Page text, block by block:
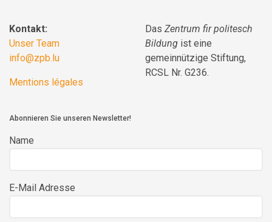
Kontakt:
Unser Team
info@zpb.lu
Mentions légales
Das Zentrum fir politesch
Bildung ist eine
gemeinnützige Stiftung,
RCSL Nr. G236.
Abonnieren Sie unseren Newsletter!
Name
E-Mail Adresse